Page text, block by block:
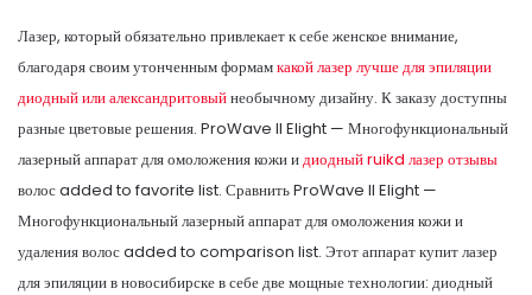
Лазер, который обязательно привлекает к себе женское внимание,
благодаря своим утонченным формамкакой лазер лучше для эпиляции
диодный или александритовыйнеобычному дизайну. К заказу доступны
разные цветовые решения. ProWave II Elight — Многофункциональный
лазерный аппарат для омоложения кожи идиодный ruikd лазер отзывы
волос added to favorite list. Сравнить ProWave II Elight —
Многофункциональный лазерный аппарат для омоложения кожи и
удаления волос added to comparison list. Этот аппарат купит лазер
для эпиляции в новосибирске в себе две мощные технологии: диодный